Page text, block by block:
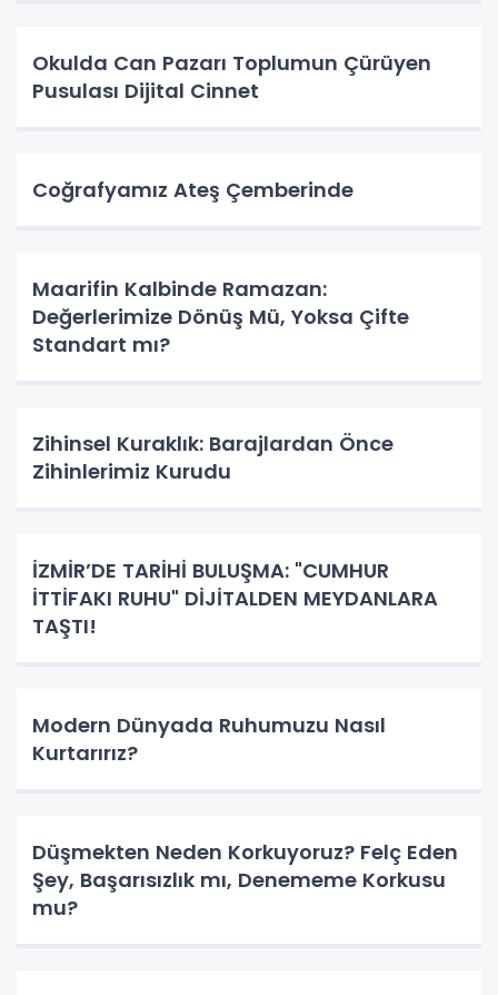
Okulda Can Pazarı Toplumun Çürüyen
Pusulası ​Dijital Cinnet
Coğrafyamız Ateş Çemberinde
Maarifin Kalbinde Ramazan:
Değerlerimize Dönüş Mü, Yoksa Çifte
Standart mı?
Zihinsel Kuraklık: Barajlardan Önce
Zihinlerimiz Kurudu
İZMİR’DE TARİHİ BULUŞMA: "CUMHUR
İTTİFAKI RUHU" DİJİTALDEN MEYDANLARA
TAŞTI!
Modern Dünyada Ruhumuzu Nasıl
Kurtarırız?
Düşmekten Neden Korkuyoruz? Felç Eden
Şey, Başarısızlık mı, Denememe Korkusu
mu?